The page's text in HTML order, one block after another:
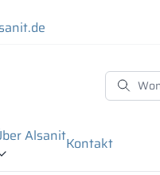
AlsanitKontakt